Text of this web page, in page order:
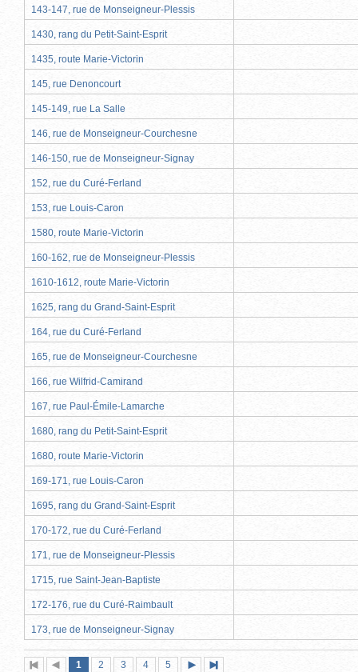
143-147, rue de Monseigneur-Plessis
1430, rang du Petit-Saint-Esprit
1435, route Marie-Victorin
145, rue Denoncourt
145-149, rue La Salle
146, rue de Monseigneur-Courchesne
146-150, rue de Monseigneur-Signay
152, rue du Curé-Ferland
153, rue Louis-Caron
1580, route Marie-Victorin
160-162, rue de Monseigneur-Plessis
1610-1612, route Marie-Victorin
1625, rang du Grand-Saint-Esprit
164, rue du Curé-Ferland
165, rue de Monseigneur-Courchesne
166, rue Wilfrid-Camirand
167, rue Paul-Émile-Lamarche
1680, rang du Petit-Saint-Esprit
1680, route Marie-Victorin
169-171, rue Louis-Caron
1695, rang du Grand-Saint-Esprit
170-172, rue du Curé-Ferland
171, rue de Monseigneur-Plessis
1715, rue Saint-Jean-Baptiste
172-176, rue du Curé-Raimbault
173, rue de Monseigneur-Signay
PremièrePage
Page
1 (pagePage
2 Page
3 Page
4 Page
5